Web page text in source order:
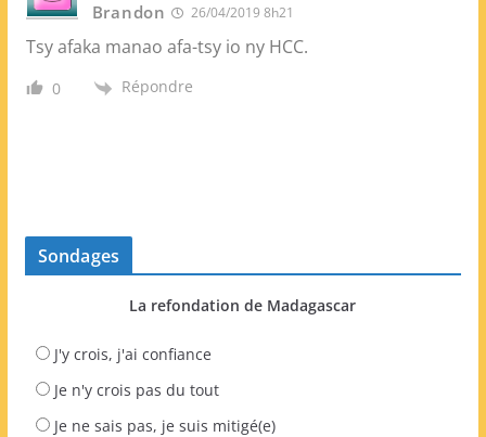
Brandon 26/04/2019 8h21
Tsy afaka manao afa-tsy io ny HCC.
0 Répondre
Sondages
La refondation de Madagascar
J'y crois, j'ai confiance
Je n'y crois pas du tout
Je ne sais pas, je suis mitigé(e)